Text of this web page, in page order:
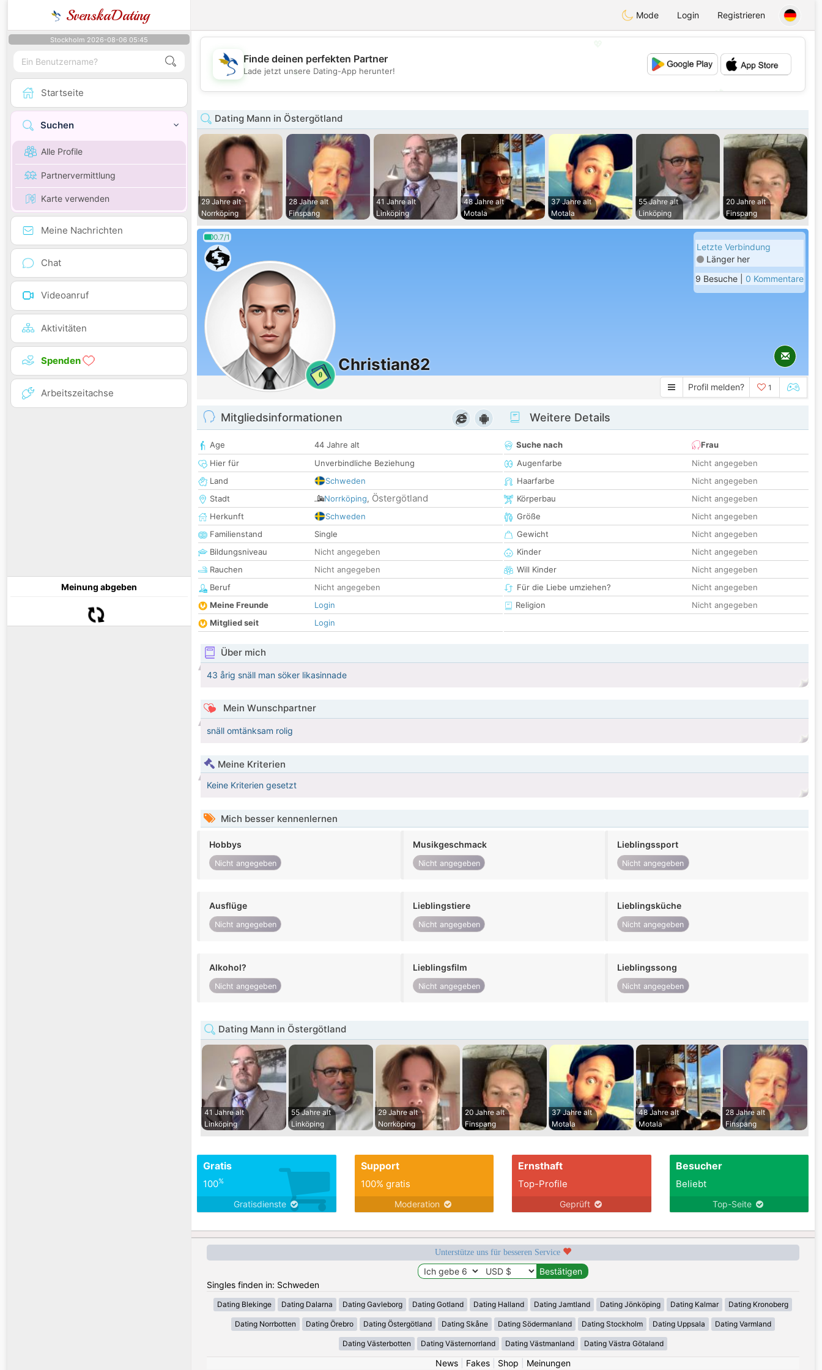
SvenskaDating Mode Login Registrieren
Stockholm 2026-08-06 05:45
Startseite
Suchen
Alle Profile
Partnervermittlung
Karte verwenden
Meine Nachrichten
Chat
Videoanruf
Aktivitäten
Spenden
Arbeitszeitachse
Meinung abgeben
💖
💕
Finde deinen perfekten Partner
Lade jetzt unsere Dating-App herunter!
Dating Mann in Östergötland
29 Jahre alt
Norrköping
28 Jahre alt
Finspang
41 Jahre alt
Linköping
48 Jahre alt
Motala
37 Jahre alt
Motala
55 Jahre alt
Linköping
20 Jahre alt
Finspang
0.7/1
0
Christian82
Letzte Verbindung
Länger her
9 Besuche | 0 Kommentare
Profil melden? 1
Mitgliedsinformationen
Age
44 Jahre alt
Hier für
Unverbindliche Beziehung
Land
Schweden
Stadt
Norrköping, Östergötland
Herkunft
Schweden
Familienstand
Single
Bildungsniveau
Nicht angegeben
Rauchen
Nicht angegeben
Beruf
Nicht angegeben
Meine Freunde
Login
Mitglied seit
Login
Weitere Details
Suche nach
Frau
Augenfarbe
Nicht angegeben
Haarfarbe
Nicht angegeben
Körperbau
Nicht angegeben
Größe
Nicht angegeben
Gewicht
Nicht angegeben
Kinder
Nicht angegeben
Will Kinder
Nicht angegeben
Für die Liebe umziehen?
Nicht angegeben
Religion
Nicht angegeben
Über mich
43 årig snäll man söker likasinnade
Mein Wunschpartner
snäll omtänksam rolig
Meine Kriterien
Keine Kriterien gesetzt
Mich besser kennenlernen
Hobbys
Nicht angegeben
Musikgeschmack
Nicht angegeben
Lieblingssport
Nicht angegeben
Ausflüge
Nicht angegeben
Lieblingstiere
Nicht angegeben
Lieblingsküche
Nicht angegeben
Alkohol?
Nicht angegeben
Lieblingsfilm
Nicht angegeben
Lieblingssong
Nicht angegeben
Dating Mann in Östergötland
41 Jahre alt
Linköping
55 Jahre alt
Linköping
29 Jahre alt
Norrköping
20 Jahre alt
Finspang
37 Jahre alt
Motala
48 Jahre alt
Motala
28 Jahre alt
Finspang
Gratis
100%
Gratisdienste
Support
100% gratis
Moderation
Ernsthaft
Top-Profile
Geprüft
Besucher
Beliebt
Top-Seite
Unterstütze uns für besseren Service
Singles finden in: Schweden
Dating Blekinge Dating Dalarna Dating Gavleborg Dating Gotland Dating Halland Dating Jamtland Dating Jönköping Dating Kalmar Dating Kronoberg
Dating Norrbotten Dating Örebro Dating Östergötland Dating Skåne Dating Södermanland Dating Stockholm Dating Uppsala Dating Varmland
Dating Västerbotten Dating Västernorrland Dating Västmanland Dating Västra Götaland
News| Fakes| Shop Meinungen